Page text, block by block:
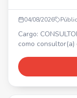
04/08/2026
Cargo: CONSULTOR DE
como consultor(a)
Oportunidade